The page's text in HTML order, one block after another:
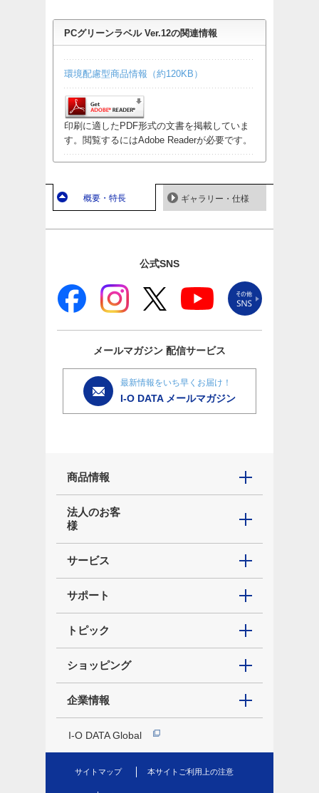
PCグリーンラベル Ver.12の関連情報
環境配慮型商品情報（約120KB）
印刷に適したPDF形式の文書を掲載していま
す。閲覧するにはAdobe Readerが必要です。
概要・特長 ギャラリー・仕様
公式SNS
メールマガジン 配信サービス
最新情報をいち早くお届け！
I-O DATA メールマガジン
商品情報
法人のお客
様
サービス
サポート
トピック
ショッピング
企業情報
I-O DATA Global
サイトマップ 本サイトご利用上の注意